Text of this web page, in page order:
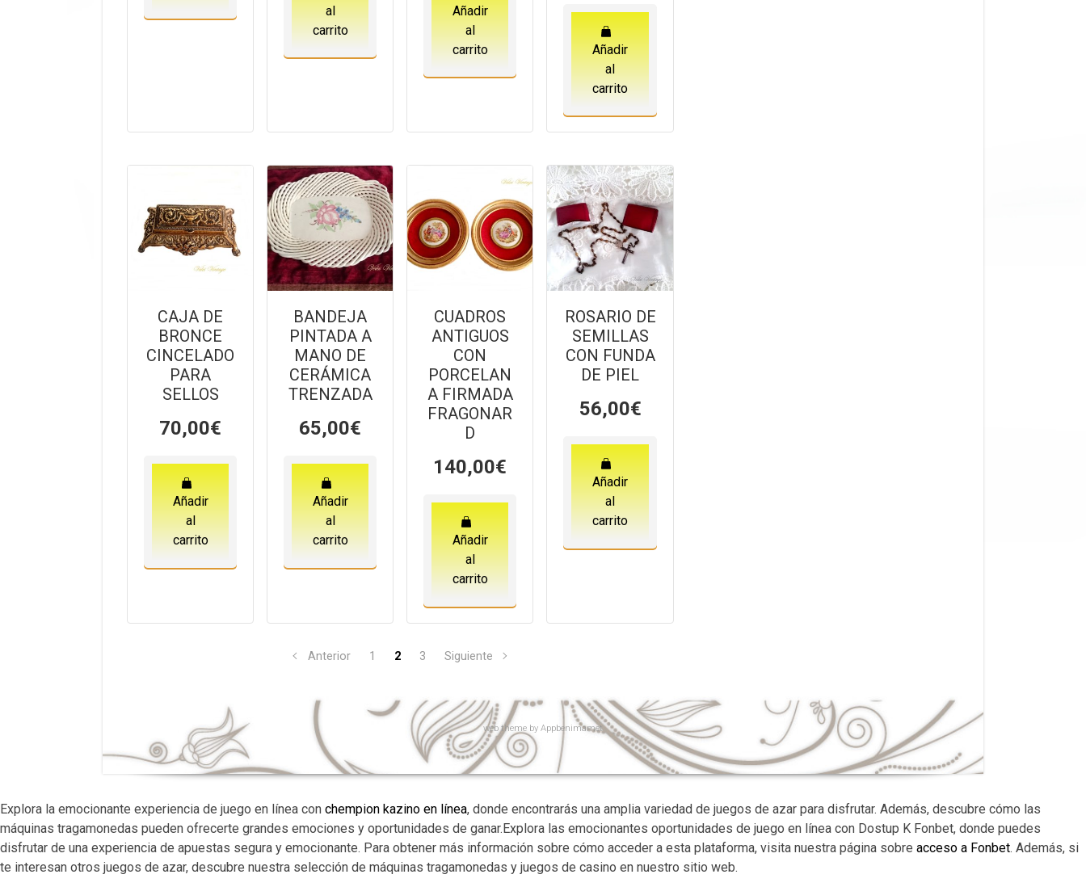
al
carrito
Añadir
al
carrito
Añadir
al
carrito
CAJA DE
BRONCE
CINCELADO
PARA
SELLOS
70,00€
Añadir
al
carrito
BANDEJA
PINTADA A
MANO DE
CERÁMICA
TRENZADA
65,00€
Añadir
al
carrito
CUADROS
ANTIGUOS
CON
PORCELAN
A FIRMADA
FRAGONAR
D
140,00€
Añadir
al
carrito
ROSARIO DE
SEMILLAS
CON FUNDA
DE PIEL
56,00€
Añadir
al
carrito
Anterior 1 2 3 Siguiente
webtheme by Appbenimamet
Explora la emocionante experiencia de juego en línea con chempion kazino en línea, donde encontrarás una amplia variedad de juegos de azar para disfrutar. Además, descubre cómo las
máquinas tragamonedas pueden ofrecerte grandes emociones y oportunidades de ganar.Explora las emocionantes oportunidades de juego en línea con Dostup K Fonbet, donde puedes
disfrutar de una experiencia de apuestas segura y emocionante. Para obtener más información sobre cómo acceder a esta plataforma, visita nuestra página sobre acceso a Fonbet. Además, si
te interesan otros juegos de azar, descubre nuestra selección de máquinas tragamonedas y juegos de casino en nuestro sitio web.